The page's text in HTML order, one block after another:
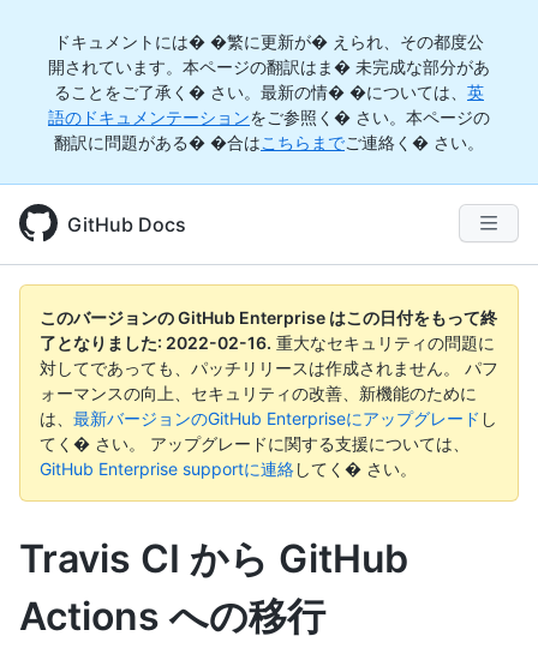
ドキュメントには� �繁に更新が� えられ、その都度公
開されています。本ページの翻訳はま� 未完成な部分があ
ることをご了承く� さい。最新の情� �については、 英
語のドキュメンテーションをご参照く� さい。本ページの
翻訳に問題がある� �合はこちらまでご連絡く� さい。
GitHub Docs
このバージョンの GitHub Enterprise はこの日付をもって終
了となりました: 2022-02-16. 重大なセキュリティの問題に
対してであっても、パッチリリースは作成されません。 パフ
ォーマンスの向上、セキュリティの改善、新機能のために
は、 最新バージョンのGitHub Enterpriseにアップグレード し
てく� さい。 アップグレードに関する支援については、
GitHub Enterprise supportに連絡してく� さい。
Travis CI から GitHub
Actions への移行